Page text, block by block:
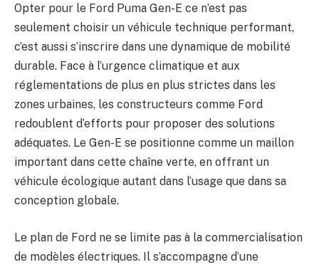
Opter pour le Ford Puma Gen-E ce n’est pas
seulement choisir un véhicule technique performant,
c’est aussi s’inscrire dans une dynamique de mobilité
durable. Face à l’urgence climatique et aux
réglementations de plus en plus strictes dans les
zones urbaines, les constructeurs comme Ford
redoublent d’efforts pour proposer des solutions
adéquates. Le Gen-E se positionne comme un maillon
important dans cette chaîne verte, en offrant un
véhicule écologique autant dans l’usage que dans sa
conception globale.
Le plan de Ford ne se limite pas à la commercialisation
de modèles électriques. Il s’accompagne d’une